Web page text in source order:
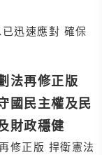
迅速應對 確保
法再修正版
國民主權及民
財政穩健
修正版 捍衛憲法